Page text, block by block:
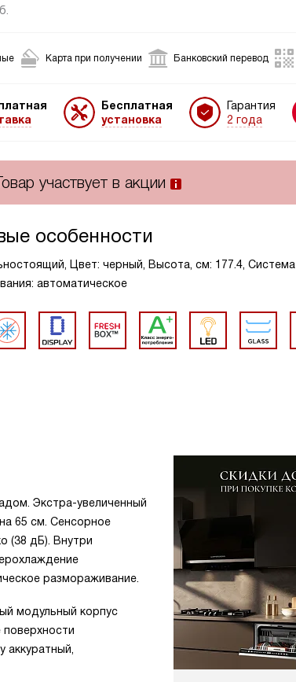
Карта при получении Банковский перевод
Бесплатная
установка
Гарантия
2 года
участвует в акции
особенности
Цвет: черный, Высота, см: 177.4, Система
автоматическое
Экстра-увеличенный
65 см. Сенсорное
(38 дБ). Внутри
размораживание.
модульный корпус